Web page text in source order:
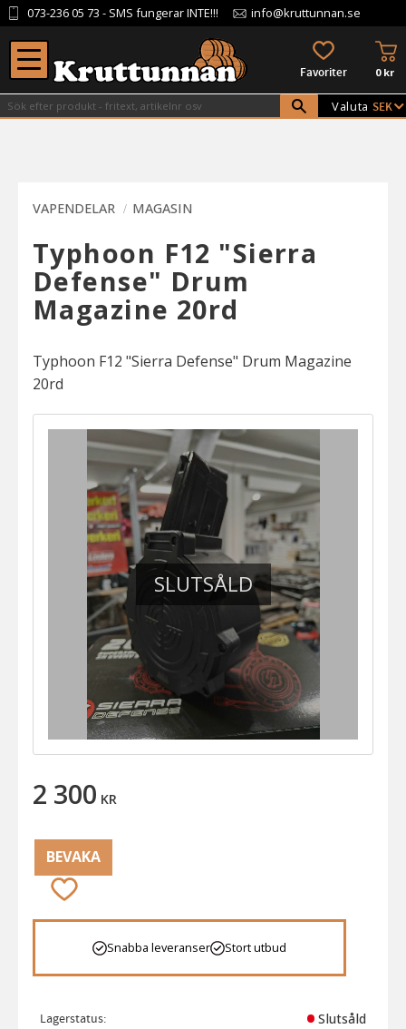
Meny
073-236 05 73 - SMS fungerar INTE!!! info@kruttunnan.se
FAVORITER 0kr
Valuta
VAPENDELAR MAGASIN
Typhoon F12 "Sierra
Defense" Drum
Magazine 20rd
Typhoon F12 "Sierra Defense" Drum Magazine
20rd
SLUTSÅLD
2 300 KR
Lägg till i favoriter
BEVAKA
Snabba leveranser Stort utbud
Lagerstatus
Slutsåld